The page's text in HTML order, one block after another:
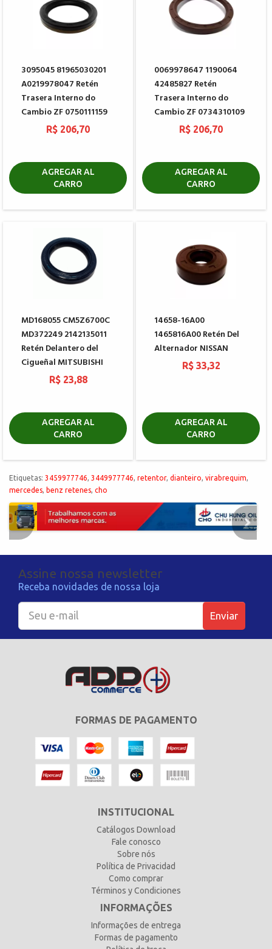
3095045 81965030201
A0219978047 Retén
Trasera Interno do
Cambio ZF 0750111159
R$ 206,70
AGREGAR AL
CARRO
0069978647 1190064
42485827 Retén
Trasera Interno do
Cambio ZF 0734310109
R$ 206,70
AGREGAR AL
CARRO
MD168055 CM5Z6700C
MD372249 2142135011
Retén Delantero del
Cigueñal MITSUBISHI
R$ 23,88
AGREGAR AL
CARRO
14658-16A00
1465816A00 Retén Del
Alternador NISSAN
R$ 33,32
AGREGAR AL
CARRO
Etiquetas: 3459977746 3449977746 retentor, dianteiro virabrequim
mercedes
benz retenes cho
Assine nossa newsletter
Receba novidades de nossa loja
Enviar
FORMAS DE PAGAMENTO
INSTITUCIONAL
Catálogos Download
Fale conosco
Sobre nós
Política de Privacidad
Como comprar
Términos y Condiciones
INFORMAÇÕES
Informações de entrega
Formas de pagamento